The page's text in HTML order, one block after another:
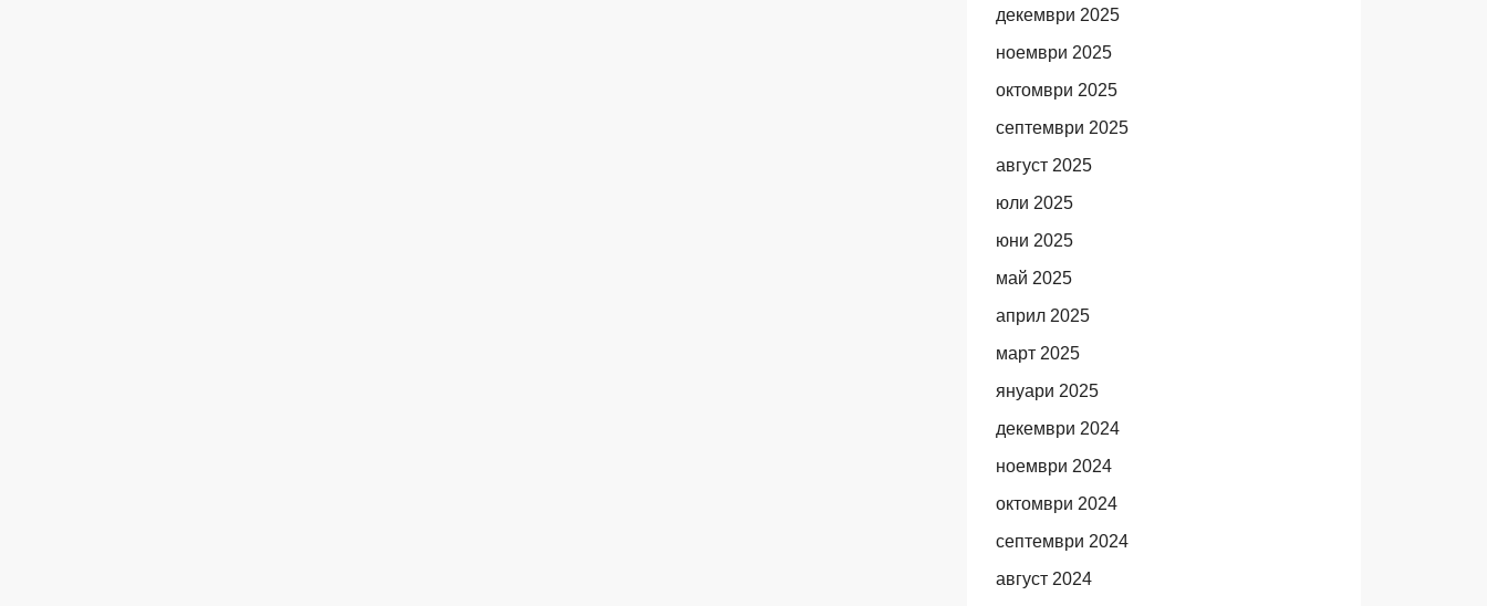
декември 2025
ноември 2025
октомври 2025
септември 2025
август 2025
юли 2025
юни 2025
май 2025
април 2025
март 2025
януари 2025
декември 2024
ноември 2024
октомври 2024
септември 2024
август 2024